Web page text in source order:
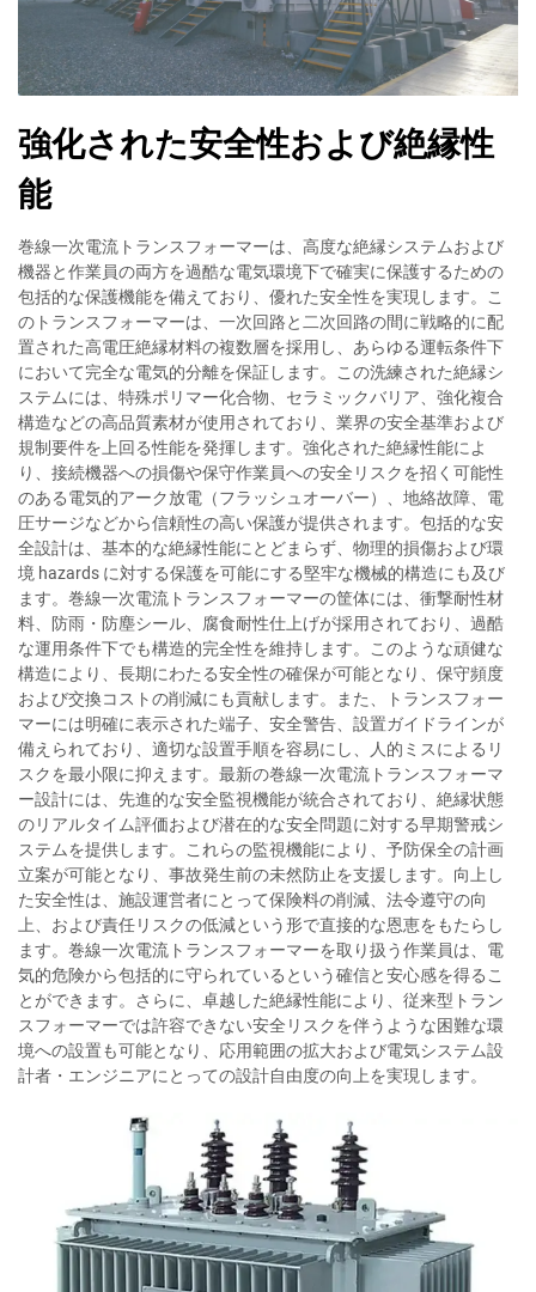
強化された安全性および絶縁性
能
巻線一次電流トランスフォーマーは、高度な絶縁システムおよび
機器と作業員の両方を過酷な電気環境下で確実に保護するための
包括的な保護機能を備えており、優れた安全性を実現します。こ
のトランスフォーマーは、一次回路と二次回路の間に戦略的に配
置された高電圧絶縁材料の複数層を採用し、あらゆる運転条件下
において完全な電気的分離を保証します。この洗練された絶縁シ
ステムには、特殊ポリマー化合物、セラミックバリア、強化複合
構造などの高品質素材が使用されており、業界の安全基準および
規制要件を上回る性能を発揮します。強化された絶縁性能によ
り、接続機器への損傷や保守作業員への安全リスクを招く可能性
のある電気的アーク放電（フラッシュオーバー）、地絡故障、電
圧サージなどから信頼性の高い保護が提供されます。包括的な安
全設計は、基本的な絶縁性能にとどまらず、物理的損傷および環
境 hazards に対する保護を可能にする堅牢な機械的構造にも及び
ます。巻線一次電流トランスフォーマーの筐体には、衝撃耐性材
料、防雨・防塵シール、腐食耐性仕上げが採用されており、過酷
な運用条件下でも構造的完全性を維持します。このような頑健な
構造により、長期にわたる安全性の確保が可能となり、保守頻度
および交換コストの削減にも貢献します。また、トランスフォー
マーには明確に表示された端子、安全警告、設置ガイドラインが
備えられており、適切な設置手順を容易にし、人的ミスによるリ
スクを最小限に抑えます。最新の巻線一次電流トランスフォーマ
ー設計には、先進的な安全監視機能が統合されており、絶縁状態
のリアルタイム評価および潜在的な安全問題に対する早期警戒シ
ステムを提供します。これらの監視機能により、予防保全の計画
立案が可能となり、事故発生前の未然防止を支援します。向上し
た安全性は、施設運営者にとって保険料の削減、法令遵守の向
上、および責任リスクの低減という形で直接的な恩恵をもたらし
ます。巻線一次電流トランスフォーマーを取り扱う作業員は、電
気的危険から包括的に守られているという確信と安心感を得るこ
とができます。さらに、卓越した絶縁性能により、従来型トラン
スフォーマーでは許容できない安全リスクを伴うような困難な環
境への設置も可能となり、応用範囲の拡大および電気システム設
計者・エンジニアにとっての設計自由度の向上を実現します。